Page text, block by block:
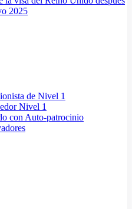
2025
de Nivel 1
Nivel 1
con Auto-patrocinio